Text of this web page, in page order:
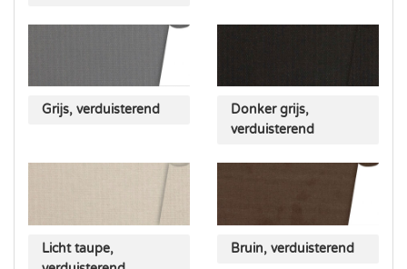
Grijs, verduisterend
Donker grijs,
verduisterend
Licht taupe,
Bruin, verduisterend